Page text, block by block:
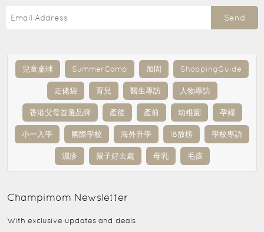
Send
兒童桌球 SummerCamp 加固 ShoppingGuide
走佬袋 育兒 醫生專訪 人物專訪
香港父母首選品牌 產後 產前 幼稚園 孕婦
小一入學 國際學校 海外升學 IB放榜 學校專訪
濕疹 親子好去處 母乳 毛孩
Champimom Newsletter
With exclusive updates and deals